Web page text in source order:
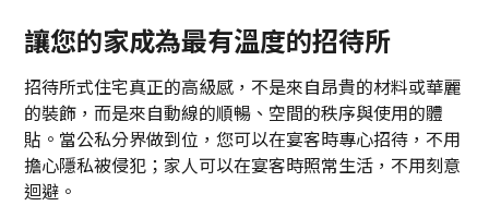
讓您的家成為最有溫度的招待所
招待所式住宅真正的高級感，不是來自昂貴的材料或華麗
的裝飾，而是來自動線的順暢、空間的秩序與使用的體
貼。當公私分界做到位，您可以在宴客時專心招待，不用
擔心隱私被侵犯；家人可以在宴客時照常生活，不用刻意
迴避。